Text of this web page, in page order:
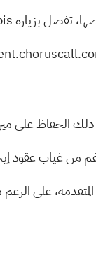
الحفاظ على
من غياب عقود
على